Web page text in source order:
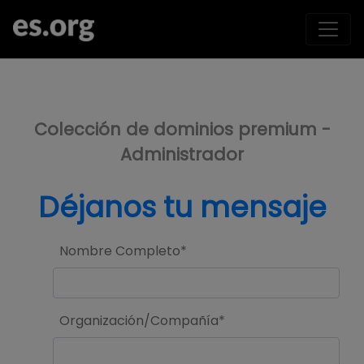
Colección de dominios premium -
Administrador
Déjanos tu mensaje
Nombre Completo*
Organización/Compañía*